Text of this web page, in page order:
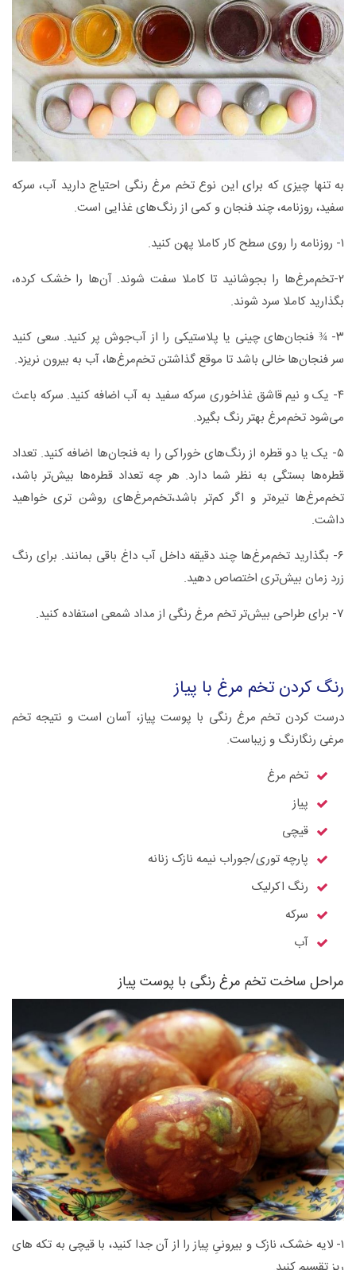
به تنها چیزی که برای این نوع تخم مرغ رنگی احتیاج دارید آب، سرکه
سفید، روزنامه، چند فنجان و کمی از رنگ‌های غذایی است.
۱- روزنامه را روی سطح کار کاملا پهن کنید.
۲-تخم‌مرغ‌ها را بجوشانید تا کاملا سفت شوند. آن‌ها را خشک کرده،
بگذارید کاملا سرد شوند.
۳- ¾ فنجان‌های چینی یا پلاستیکی را از آب‌جوش پر کنید. سعی کنید
سر فنجان‌ها خالی باشد تا موقع گذاشتن تخم‌مرغ‌ها، آب به بیرون نریزد.
۴- یک و نیم قاشق غذاخوری سرکه سفید به آب اضافه کنید. سرکه باعث
می‌شود تخم‌مرغ‌ بهتر رنگ بگیرد.
۵- یک یا دو قطره از رنگ‌های خوراکی را به فنجان‌ها اضافه کنید. تعداد
قطره‌ها بستگی به نظر شما دارد. هر چه تعداد قطره‌ها بیش‌تر باشد،
تخم‌مرغ‌ها تیره‌تر و اگر کم‌تر باشد،تخم‌مرغ‌های روشن تری خواهید
داشت.
۶- بگذارید تخم‌مرغ‌ها چند دقیقه داخل آب داغ باقی بمانند. برای رنگ
زرد زمان بیش‌تری اختصاص دهید.
۷- برای طراحی بیش‌تر تخم مرغ رنگی از مداد شمعی استفاده کنید.
رنگ کردن تخم مرغ با پیاز
درست کردن تخم مرغ رنگی با پوست پیاز، آسان است و نتیجه تخم
مرغی رنگارنگ و زیباست.
تخم مرغ
پیاز
قیچی
پارچه توری/جوراب نیمه نازک زنانه
رنگ اکرلیک
سرکه
آب
مراحل ساخت تخم مرغ رنگی با پوست پیاز
۱- لایه خشک، نازک و بیرونیِ پیاز را از آن جدا کنید، با قیچی به تکه های